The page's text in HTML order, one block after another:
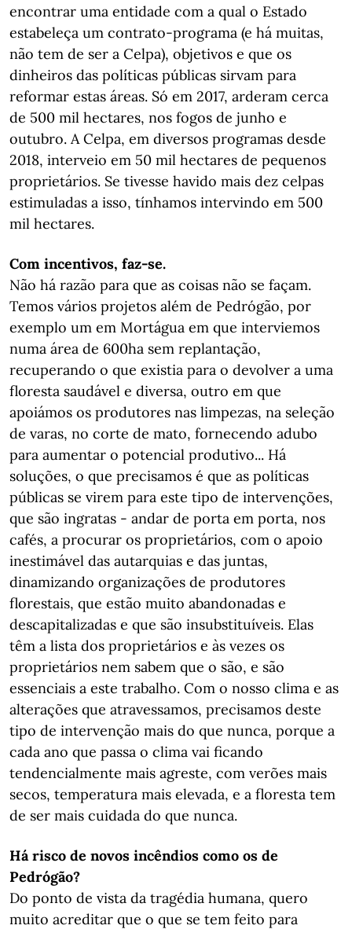
encontrar uma entidade com a qual o Estado
estabeleça um contrato-programa (e há muitas,
não tem de ser a Celpa), objetivos e que os
dinheiros das políticas públicas sirvam para
reformar estas áreas. Só em 2017, arderam cerca
de 500 mil hectares, nos fogos de junho e
outubro. A Celpa, em diversos programas desde
2018, interveio em 50 mil hectares de pequenos
proprietários. Se tivesse havido mais dez celpas
estimuladas a isso, tínhamos intervindo em 500
mil hectares.
Com incentivos, faz-se.
Não há razão para que as coisas não se façam.
Temos vários projetos além de Pedrógão, por
exemplo um em Mortágua em que interviemos
numa área de 600ha sem replantação,
recuperando o que existia para o devolver a uma
floresta saudável e diversa, outro em que
apoiámos os produtores nas limpezas, na seleção
de varas, no corte de mato, fornecendo adubo
para aumentar o potencial produtivo... Há
soluções, o que precisamos é que as políticas
públicas se virem para este tipo de intervenções,
que são ingratas - andar de porta em porta, nos
cafés, a procurar os proprietários, com o apoio
inestimável das autarquias e das juntas,
dinamizando organizações de produtores
florestais, que estão muito abandonadas e
descapitalizadas e que são insubstituíveis. Elas
têm a lista dos proprietários e às vezes os
proprietários nem sabem que o são, e são
essenciais a este trabalho. Com o nosso clima e as
alterações que atravessamos, precisamos deste
tipo de intervenção mais do que nunca, porque a
cada ano que passa o clima vai ficando
tendencialmente mais agreste, com verões mais
secos, temperatura mais elevada, e a floresta tem
de ser mais cuidada do que nunca.
Há risco de novos incêndios como os de
Pedrógão?
Do ponto de vista da tragédia humana, quero
muito acreditar que o que se tem feito para